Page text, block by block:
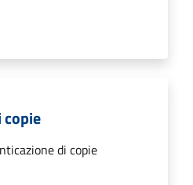
di copie